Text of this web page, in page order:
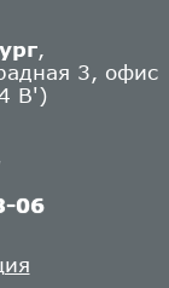
3, офис
В')
06